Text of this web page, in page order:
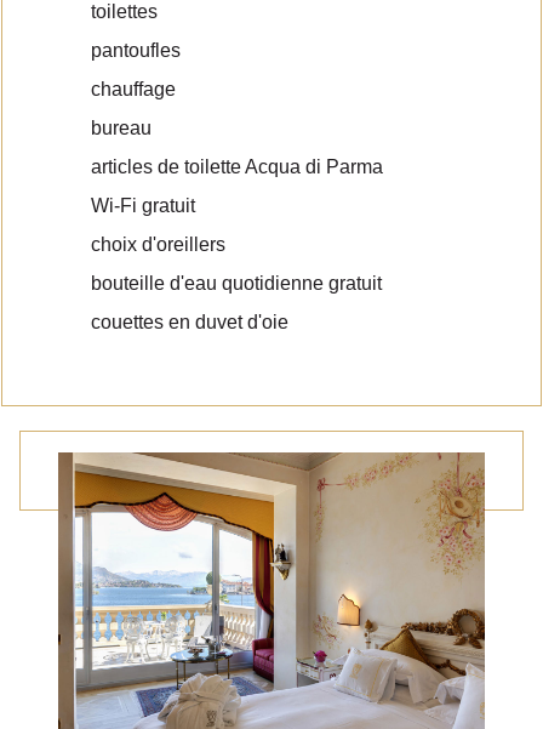
toilettes
pantoufles
chauffage
bureau
articles de toilette Acqua di Parma
Wi-Fi gratuit
choix d'oreillers
bouteille d'eau quotidienne gratuit
couettes en duvet d'oie